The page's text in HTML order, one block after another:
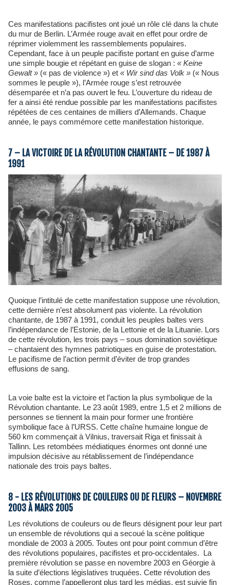
Ces manifestations pacifistes ont joué un rôle clé dans la chute
du mur de Berlin. L’Armée rouge avait en effet pour ordre de
réprimer violemment les rassemblements populaires.
Cependant, face à un peuple pacifiste portant en guise d’arme
une simple bougie et répétant en guise de slogan : « Keine
Gewalt » (« pas de violence ») et « Wir sind das Volk » (« Nous
sommes le peuple »), l’Armée rouge s’est retrouvée
désemparée et n’a pas ouvert le feu. L’ouverture du rideau de
fer a ainsi été rendue possible par les manifestations pacifistes
répétées de ces centaines de milliers d’Allemands. Chaque
année, le pays commémore cette manifestation historique.
7 – LA VICTOIRE DE LA RÉVOLUTION CHANTANTE – DE 1987 À
1991
Quoique l’intitulé de cette manifestation suppose une révolution,
cette dernière n’est absolument pas violente. La révolution
chantante, de 1987 à 1991, conduit les peuples baltes vers
l’indépendance de l’Estonie, de la Lettonie et de la Lituanie. Lors
de cette révolution, les trois pays – sous domination soviétique
– chantaient des hymnes patriotiques en guise de protestation.
Le pacifisme de l’action permit d’éviter de trop grandes
effusions de sang.
La voie balte est la victoire et l’action la plus symbolique de la
Révolution chantante. Le 23 août 1989, entre 1,5 et 2 millions de
personnes se tiennent la main pour former une frontière
symbolique face à l’URSS. Cette chaîne humaine longue de
560 km commençait à Vilnius, traversait Riga et finissait à
Tallinn. Les retombées médiatiques énormes ont donné une
impulsion décisive au rétablissement de l’indépendance
nationale des trois pays baltes.
8 - LES RÉVOLUTIONS DE COULEURS OU DE FLEURS – NOVEMBRE
2003 À MARS 2005
Les révolutions de couleurs ou de fleurs désignent pour leur part
un ensemble de révolutions qui a secoué la scène politique
mondiale de 2003 à 2005. Toutes ont pour point commun d’être
des révolutions populaires, pacifistes et pro-occidentales. La
première révolution se passe en novembre 2003 en Géorgie à
la suite d’élections législatives truquées. Cette révolution des
Roses, comme l’appelleront plus tard les médias, est suivie fin